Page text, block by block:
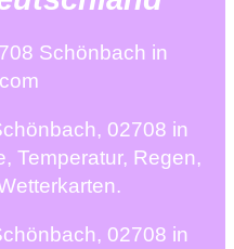
Schönbach in
02708 in
Temperatur, Regen,
02708 in